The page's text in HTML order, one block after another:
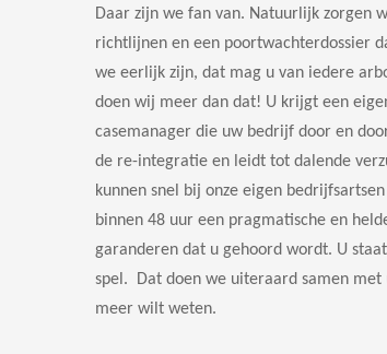
Daar zijn we fan van. Natuurlijk zorgen
richtlijnen en een poortwachterdossier
we eerlijk zijn, dat mag u van iedere
doen wij meer dan dat! U krijgt een
casemanager die uw bedrijf door en
de re-integratie en leidt tot dalende
kunnen snel bij onze eigen
binnen 48 uur een pragmatische en
garanderen dat u gehoord wordt. U
spel. Dat doen we uiteraard samen met
meer wilt weten.